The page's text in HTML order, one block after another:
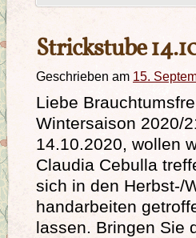
Strickstube
Geschrieben am 15.
Liebe
Wintersaison 2020/
14.10.2020, wollen
Claudia Cebulla
sich in den Herbst-/
handarbeiten
lassen. Bringen Sie